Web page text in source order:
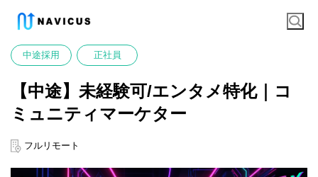
中途採用 正社員
【中途】未経験可/エンタメ特化｜コ
ミュニティマーケター
フルリモート